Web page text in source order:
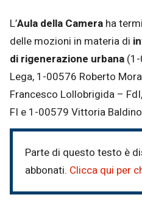
L’Aula della Camera ha
delle mozioni in materia di
di rigenerazione urbana
Lega, 1-00576 Roberto
Francesco Lollobrigida –
FI e 1-00579 Vittoria
Parte di questo testo è
abbonati. Clicca qui per